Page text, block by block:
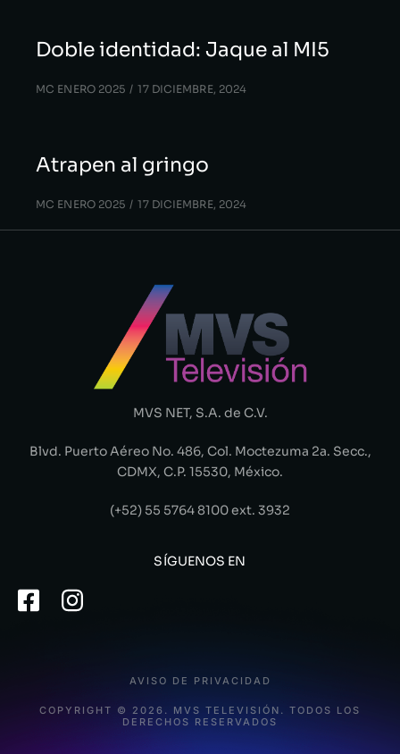
Doble identidad: Jaque al MI5
MC ENERO 2025 17 DICIEMBRE, 2024
Atrapen al gringo
MC ENERO 2025 17 DICIEMBRE, 2024
MVS NET, S.A. de C.V.
Blvd. Puerto Aéreo No. 486, Col. Moctezuma 2a. Secc.,
CDMX, C.P. 15530, México.
(+52) 55 5764 8100 ext. 3932
SÍGUENOS EN
COPYRIGHT © 2026. MVS TELEVISIÓN. TODOS LOS
DERECHOS RESERVADOS
AVISO DE PRIVACIDAD